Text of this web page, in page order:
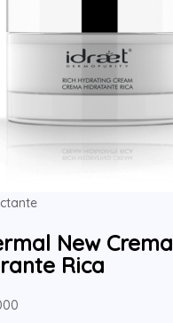
New Crema
Rica